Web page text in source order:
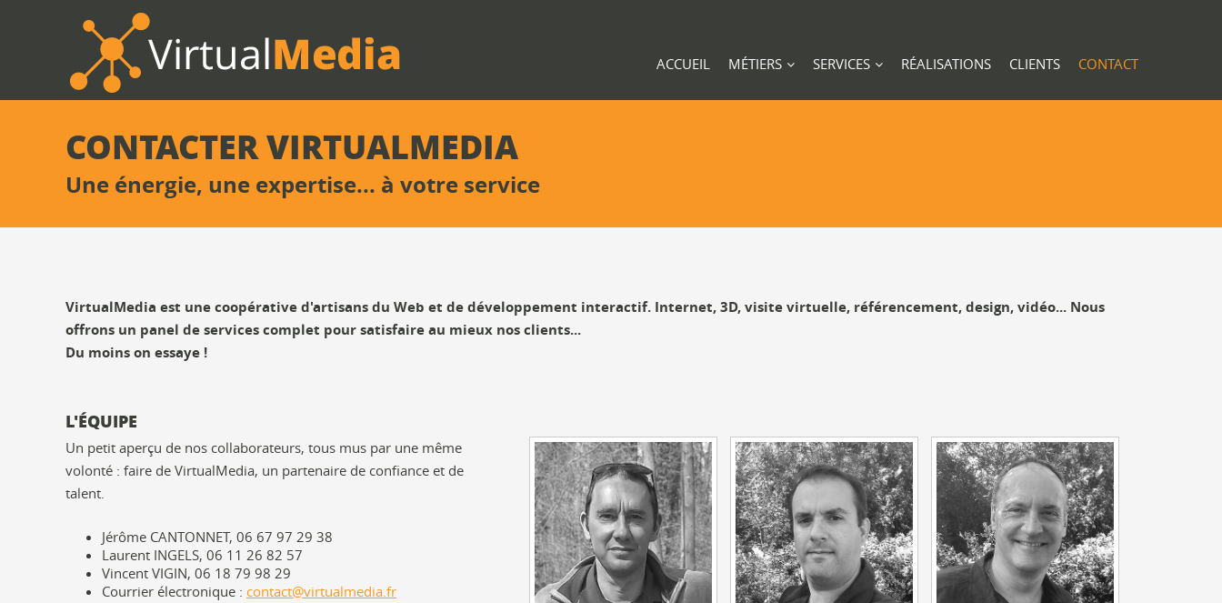
ACCUEIL MÉTIERS SERVICES RÉALISATIONS CLIENTS CONTACT
CONTACTER VIRTUALMEDIA
Une énergie, une expertise... à votre service
VirtualMedia est une coopérative d'artisans du Web et de développement interactif. Internet, 3D, visite virtuelle, référencement, design, vidéo... Nous
offrons un panel de services complet pour satisfaire au mieux nos clients...
Du moins on essaye !
L'ÉQUIPE
Un petit aperçu de nos collaborateurs, tous mus par une même
volonté : faire de VirtualMedia, un partenaire de confiance et de
talent.
Jérôme CANTONNET, 06 67 97 29 38
Laurent INGELS, 06 11 26 82 57
Vincent VIGIN, 06 18 79 98 29
Courrier électronique : contact@virtualmedia.fr